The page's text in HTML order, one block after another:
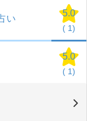
い
5.0
( 1)
5.0
( 1)